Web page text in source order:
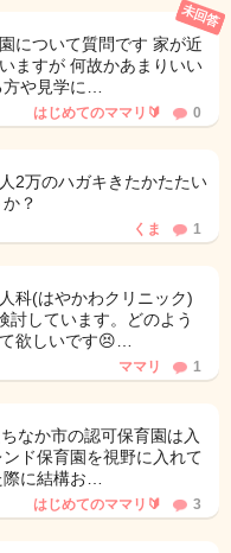
について質問です 家が近
ますが 何故かあまりいい
や見学に…
未回答
はじめてのママリ🔰 0
2万のハガキきたかたたい
？
くま 1
科(はやかわクリニック)
討しています。どのよう
欲しいです😣…
ママリ 1
なか市の認可保育園は入
ド保育園を視野に入れて
に結構お…
はじめてのママリ🔰 3